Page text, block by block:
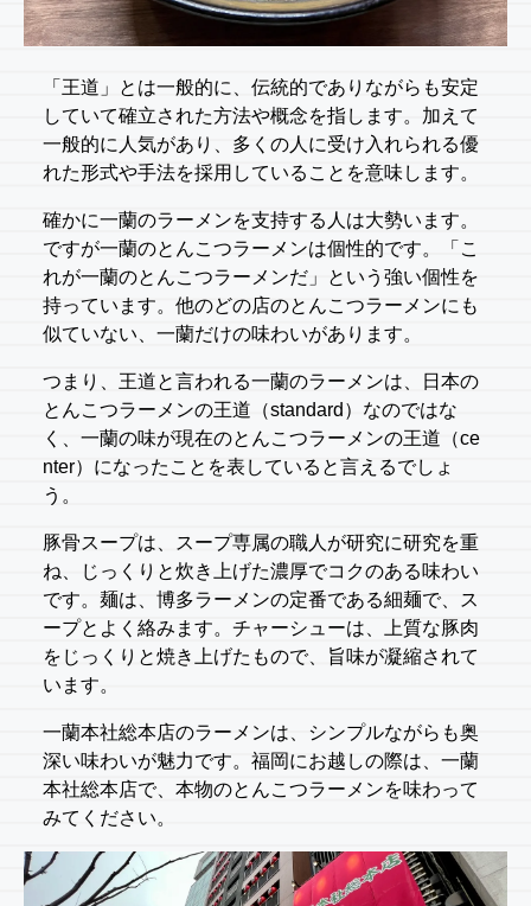
「王道」とは一般的に、伝統的でありながらも安定
していて確立された方法や概念を指します。加えて
一般的に人気があり、多くの人に受け入れられる優
れた形式や手法を採用していることを意味します。
確かに一蘭のラーメンを支持する人は大勢います。
ですが一蘭のとんこつラーメンは個性的です。「こ
れが一蘭のとんこつラーメンだ」という強い個性を
持っています。他のどの店のとんこつラーメンにも
似ていない、一蘭だけの味わいがあります。
つまり、王道と言われる一蘭のラーメンは、日本の
とんこつラーメンの王道（standard）なのではな
く、一蘭の味が現在のとんこつラーメンの王道（ce
nter）になったことを表していると言えるでしょ
う。
豚骨スープは、スープ専属の職人が研究に研究を重
ね、じっくりと炊き上げた濃厚でコクのある味わい
です。麺は、博多ラーメンの定番である細麺で、ス
ープとよく絡みます。チャーシューは、上質な豚肉
をじっくりと焼き上げたもので、旨味が凝縮されて
います。
一蘭本社総本店のラーメンは、シンプルながらも奥
深い味わいが魅力です。福岡にお越しの際は、一蘭
本社総本店で、本物のとんこつラーメンを味わって
みてください。